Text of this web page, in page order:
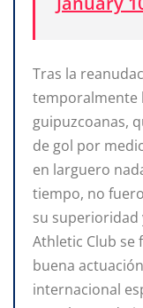
Tras la
temporalmente
guipuzcoanas,
de gol por
en larguero
tiempo, no
su superioridad
Athletic Club se
buena
internacional